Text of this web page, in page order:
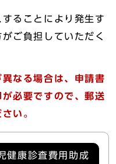
ることにより発生す
ご負担していただく
なる場合は、申請書
必要ですので、郵送
い。
健康診査費用助成